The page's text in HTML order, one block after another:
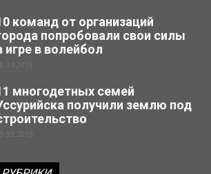
команд от организаций
попробовали свои силы
игре в волейбол
многодетных семей
получили землю под